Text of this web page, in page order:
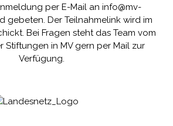
per E-Mail an info@mv-
gebeten. Der Teilnahmelink wird im
Bei Fragen steht das Team vom
Stiftungen in MV gern per Mail zur
Verfügung.